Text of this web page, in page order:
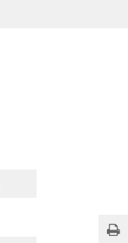
No
Page